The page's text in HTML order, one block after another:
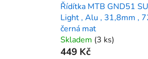
Řídítka MTB GND51
Light , Alu , 31,8mm ,
černá mat
Skladem (3 ks)
449 Kč